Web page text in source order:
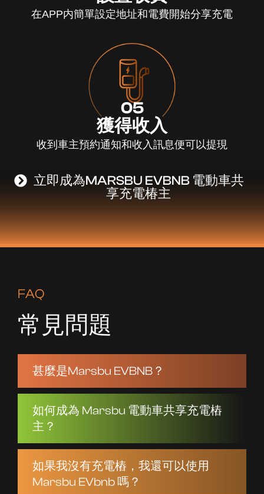
在APP内簡單設定地址和電費開始分享充電
05
獲得收入
收到車主預約通知和收入訊息便可以提現
立即成為MARSBU EVBNB 電動車共
享充電椿主
FAQ
常見問題
甚麼是Marsbu EVBNB？
如何成為 Marsbu 電動車共享充電樁
主？
如果我沒有充電樁，我還可以使用
Marsbu EVbnb 嗎？